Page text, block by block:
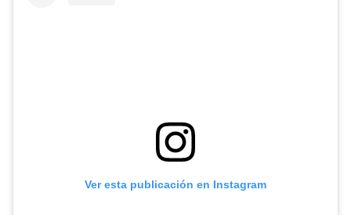
Ver esta publicación en Instagram